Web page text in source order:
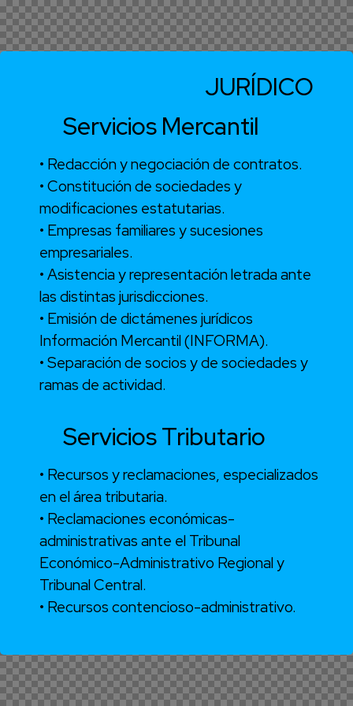
JURÍDICO
Servicios Mercantil
• Redacción y negociación de contratos.
• Constitución de sociedades y
modificaciones estatutarias.
• Empresas familiares y sucesiones
empresariales.
• Asistencia y representación letrada ante
las distintas jurisdicciones.
• Emisión de dictámenes jurídicos
Información Mercantil (INFORMA).
• Separación de socios y de sociedades y
ramas de actividad.
Servicios Tributario
• Recursos y reclamaciones, especializados
en el área tributaria.
• Reclamaciones económicas-
administrativas ante el Tribunal
Económico-Administrativo Regional y
Tribunal Central.
• Recursos contencioso-administrativo.